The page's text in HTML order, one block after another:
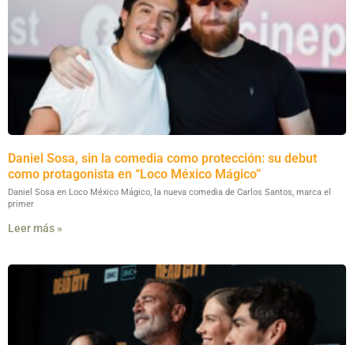
Daniel Sosa, sin la comedia como protección: su debut
como protagonista en “Loco México Mágico”
Daniel Sosa en Loco México Mágico, la nueva comedia de Carlos Santos, marca el
primer
Leer más »